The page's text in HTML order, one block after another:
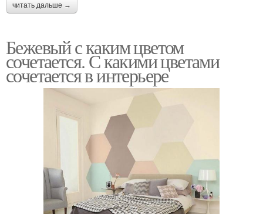
читать дальше →
Бежевый с каким цветом
сочетается. С какими цветами
сочетается в интерьере